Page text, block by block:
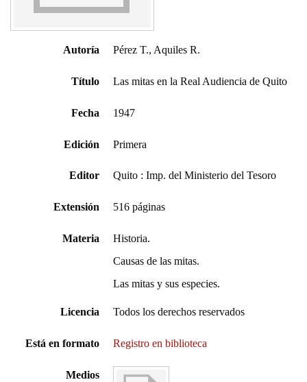
Autoría Pérez T., Aquiles R.
Título Las mitas en la Real Audiencia de Quito
Fecha 1947
Edición Primera
Editor Quito : Imp. del Ministerio del Tesoro
Extensión 516 páginas
Materia
Historia.
Causas de las mitas.
Las mitas y sus especies.
Licencia Todos los derechos reservados
Está en formato Registro en biblioteca
Medios